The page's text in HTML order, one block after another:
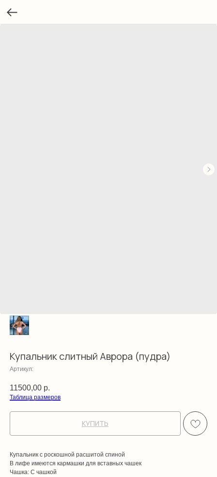
Купальник слитный Аврора (пудра)
Артикул:
11500,00 р.
Таблица размеров
КУПИТЬ
Купальник с роскошной расшитой спиной
В лифе имеются кармашки для вставных чашек
Чашка: С чашкой